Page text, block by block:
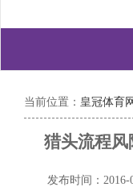
当前位置： 皇冠体育
猎头流程
发布时间：2016-